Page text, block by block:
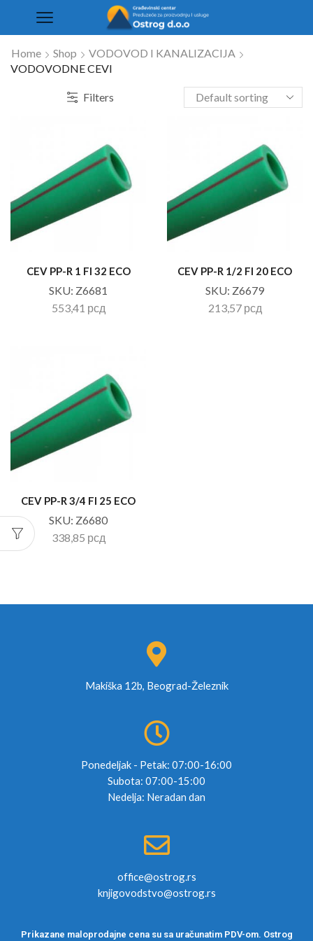
Home Shop
VODOVOD I KANALIZACIJA
VODOVODNE CEVI
Filters
CEV PP-R 1 FI 32 ECO
SKU: Z6681
553,41 рсд
CEV PP-R 1/2 FI 20 ECO
SKU: Z6679
213,57 рсд
CEV PP-R 3/4 FI 25 ECO
SKU: Z6680
338,85 рсд
Makiška 12b, Beograd-Železnik
Ponedeljak - Petak: 07:00-16:00
Subota: 07:00-15:00
Nedelja: Neradan dan
office@ostrog.rs
knjigovodstvo@ostrog.rs
Prikazane maloprodajne cena su sa uračunatim PDV-om. Ostrog